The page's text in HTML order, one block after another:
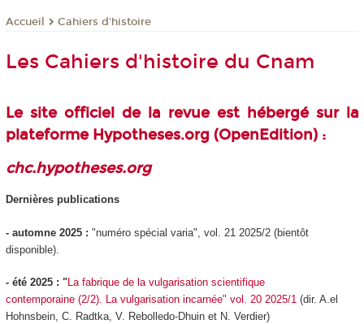
Accueil Cahiers d'histoire
Les Cahiers d'histoire du Cnam
Le site officiel de la revue est hébergé sur la
plateforme Hypotheses.org (OpenEdition):
chc.hypotheses.org
Dernières publications
- automne 2025 : "numéro spécial varia", vol. 21 2025/2 (bientôt
disponible).
- été 2025 : "La fabrique de la vulgarisation scientifique
contemporaine (2/2). La vulgarisation incarnée" vol. 20 2025/1(dir. A.el
Hohnsbein, C. Radtka, V. Rebolledo-Dhuin et N. Verdier)